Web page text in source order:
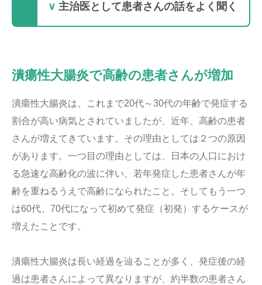
主治医として患者さんの話をよく聞く
潰瘍性大腸炎で高齢の患者さんが増加
潰瘍性大腸炎は、これまで20代～30代の年齢で発症する
割合が高い病気とされていましたが、近年、高齢の患者
さんが増えてきています。その理由としては２つの原因
があります。一つ目の理由としては、日本の人口におけ
る急速な高齢化の波に伴い、若年発症した患者さんが年
齢を重ねるうえで高齢になられたこと。そしてもう一つ
は60代、70代になって初めて発症（初発）するケースが
増えたことです。
潰瘍性大腸炎は長い経過を辿ることが多く、発症後の経
過は患者さんによって異なりますが、約半数の患者さん